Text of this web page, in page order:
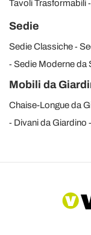
Tavoli Trasformabili
Sedie
Sedie Classiche
Sedie Moderne da
Mobili da
Chaise-Longue da
Divani da Giardino